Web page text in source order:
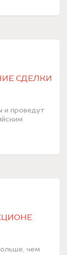
СДЕЛКИ
и проведут
чем